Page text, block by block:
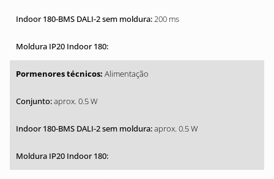
200 ms
Alimentação
aprox. 0.5 W
aprox. 0.5 W